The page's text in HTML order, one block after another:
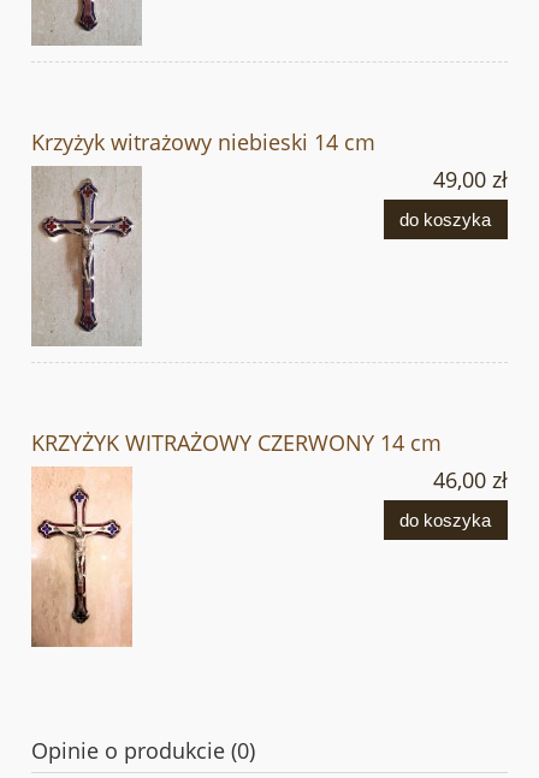
Krzyżyk witrażowy niebieski 14 cm
49,00 zł
do koszyka
KRZYŻYK WITRAŻOWY CZERWONY 14 cm
46,00 zł
do koszyka
Opinie o produkcie (0)